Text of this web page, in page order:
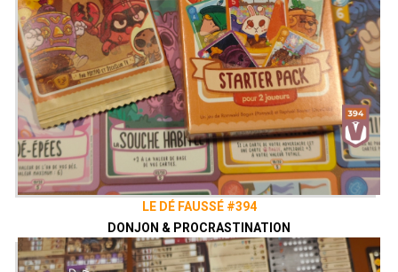
LE DÉ FAUSSÉ #394
DONJON & PROCRASTINATION